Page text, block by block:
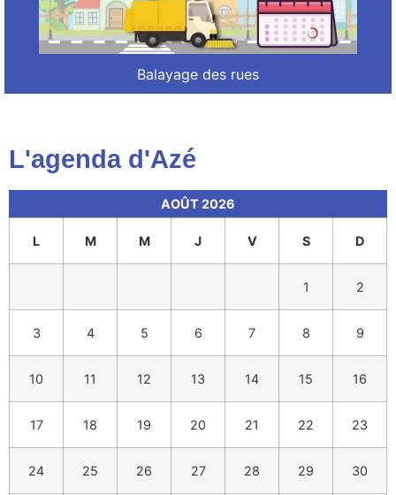
Balayage des rues
L'agenda d'Azé
AOÛT 2026
L M M J V S D
1 2
3 4 5 6 7 8 9
10 11 12 13 14 15 16
17 18 19 20 21 22 23
24 25 26 27 28 29 30